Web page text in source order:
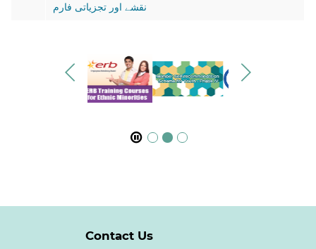
نقشے اور تجزیاتی فارم
Contact Us